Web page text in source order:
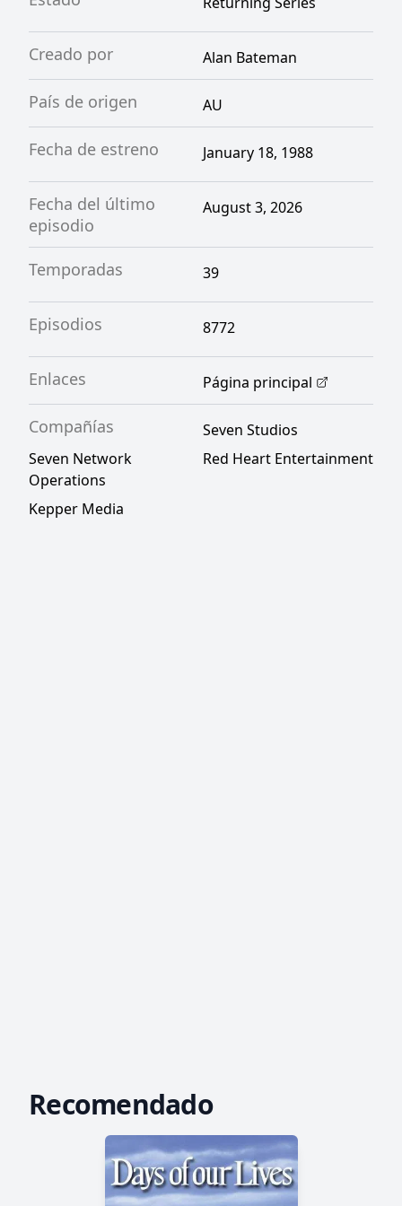
Creado por Alan Bateman
País de origen AU
Fecha de estreno January 18, 1988
Fecha del último
episodio
August 3, 2026
Temporadas 39
Episodios 8772
Enlaces Página principal
Compañías
Seven Studios
Seven Network
Operations
Red Heart Entertainment
Kepper Media
Recomendado